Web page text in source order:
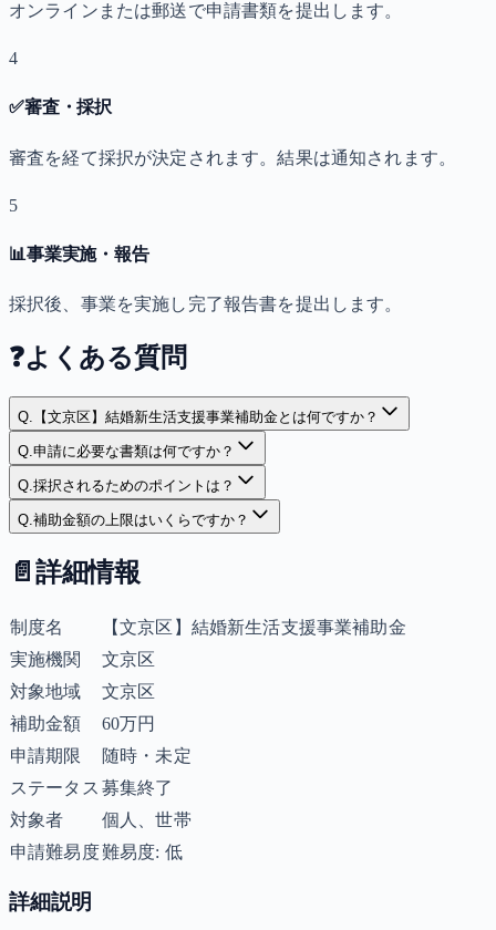
オンラインまたは郵送で申請書類を提出します。
4
✅審査・採択
審査を経て採択が決定されます。結果は通知されます。
5
📊事業実施・報告
採択後、事業を実施し完了報告書を提出します。
❓よくある質問
Q. 【文京区】結婚新生活支援事業補助金とは何ですか？
Q.申請に必要な書類は何ですか？
Q.採択されるためのポイントは？
Q.補助金額の上限はいくらですか？
📄 詳細情報
制度名
【文京区】結婚新生活支援事業補助金
実施機関
文京区
対象地域
文京区
補助金額
60万円
申請期限
随時・未定
ステータス 募集終了
対象者
個人、世帯
申請難易度難易度: 低
詳細説明